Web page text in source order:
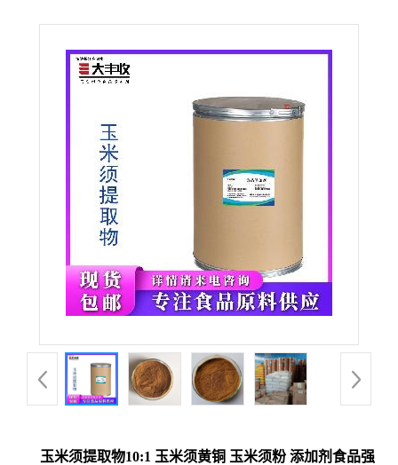
玉米须提取物10:1 玉米须黄铜 玉米须粉 添加剂食品强